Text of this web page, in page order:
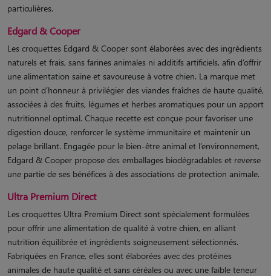
particulières.
Edgard & Cooper
Les croquettes Edgard & Cooper sont élaborées avec des ingrédients
naturels et frais, sans farines animales ni additifs artificiels, afin d’offrir
une alimentation saine et savoureuse à votre chien. La marque met
un point d’honneur à privilégier des viandes fraîches de haute qualité,
associées à des fruits, légumes et herbes aromatiques pour un apport
nutritionnel optimal. Chaque recette est conçue pour favoriser une
digestion douce, renforcer le système immunitaire et maintenir un
pelage brillant. Engagée pour le bien-être animal et l’environnement,
Edgard & Cooper propose des emballages biodégradables et reverse
une partie de ses bénéfices à des associations de protection animale.
Ultra Premium Direct
Les croquettes Ultra Premium Direct sont spécialement formulées
pour offrir une alimentation de qualité à votre chien, en alliant
nutrition équilibrée et ingrédients soigneusement sélectionnés.
Fabriquées en France, elles sont élaborées avec des protéines
animales de haute qualité et sans céréales ou avec une faible teneur